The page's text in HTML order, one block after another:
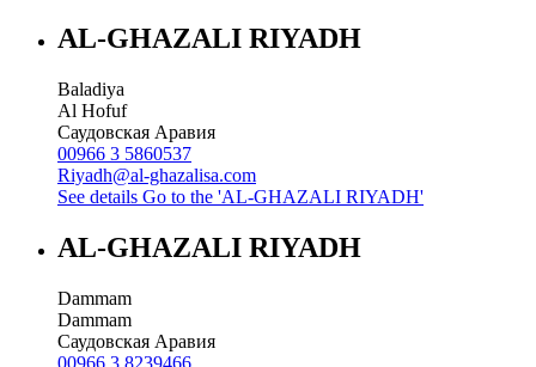
AL-GHAZALI RIYADH
Baladiya
Al Hofuf
Саудовская Аравия
00966 3 5860537
Riyadh@al-ghazalisa.com
See details Go to the 'AL-GHAZALI RIYADH'
AL-GHAZALI RIYADH
Dammam
Dammam
Саудовская Аравия
00966 3 8239466